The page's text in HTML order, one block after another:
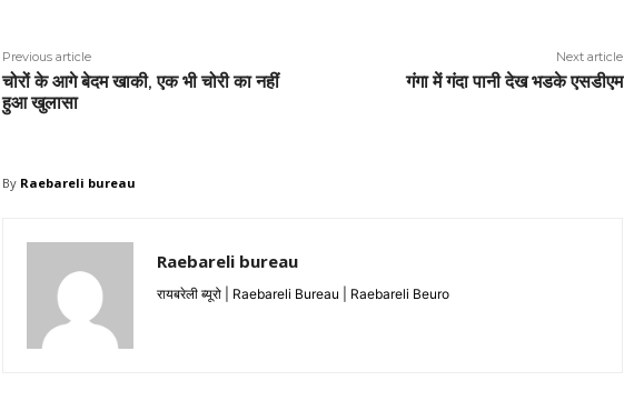
Previous article
चोरों के आगे बेदम खाकी, एक भी चोरी का नहीं
हुआ खुलासा
Next article
गंगा में गंदा पानी देख भडके एसडीएम
By Raebareli bureau
Raebareli bureau
रायबरेली ब्यूरो | Raebareli Bureau | Raebareli Beuro